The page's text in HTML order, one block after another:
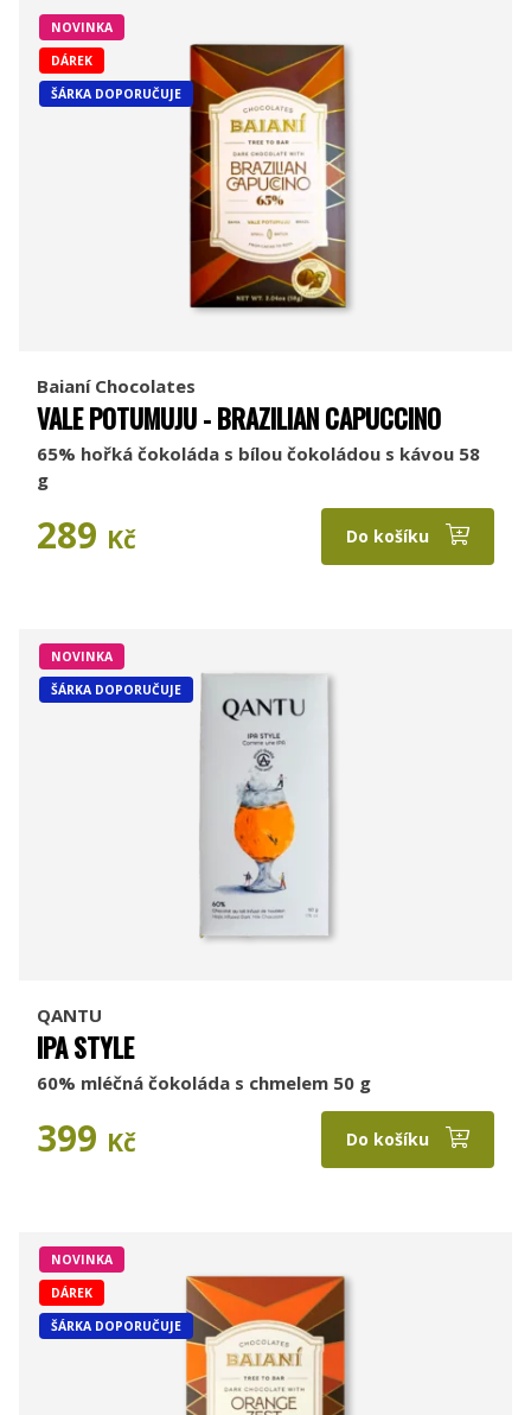
NOVINKA
DÁREK
ŠÁRKA DOPORUČUJE
Baianí Chocolates
VALE POTUMUJU - BRAZILIAN CAPUCCINO
65% hořká čokoláda s bílou čokoládou s kávou 58
g
289 Kč Do košíku
NOVINKA
ŠÁRKA DOPORUČUJE
QANTU
IPA STYLE
60% mléčná čokoláda s chmelem 50 g
399 Kč Do košíku
NOVINKA
DÁREK
ŠÁRKA DOPORUČUJE